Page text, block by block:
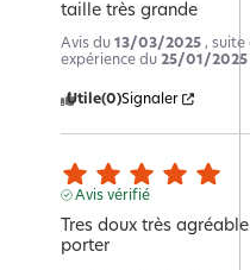
taille très grande
Avis du 13/03/2025 , suite
expérience du 25/01/2025
Utile(0)Signaler
Avis vérifié
Tres doux très
porter